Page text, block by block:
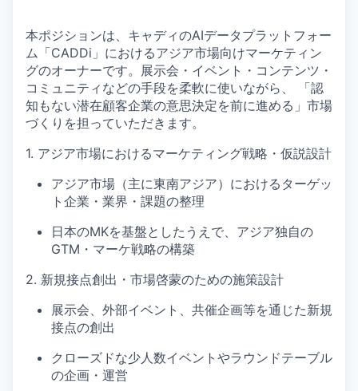
本ポジションは、キャディのAIデータプラットフォー
ム「CADDi」におけるアジア市場向けマーケティン
グのオーナーです。展示会・イベント・コンテンツ・
コミュニティなどの手段を柔軟に使いながら、 「認
知もない潜在顧客企業の意思決定を前に進める」市場
づくりを担っていただきます。
1. アジア市場におけるマーケティング戦略・仮説設計
アジア市場（主に東南アジア）におけるターゲッ
ト企業・業界・課題の整理
日本のMKを基盤としたうえで、アジア独自の
GTM・マーケ戦略の構築
2. 新規接点創出・市場啓蒙のための施策設計
展示会、外部イベント、共催企画等を通じた新規
接点の創出
クローズドな少人数イベントやラウンドテーブル
の企画・運営